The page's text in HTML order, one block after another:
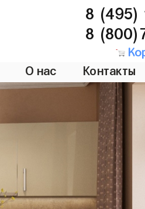
8 (495)
8
О нас Контакты